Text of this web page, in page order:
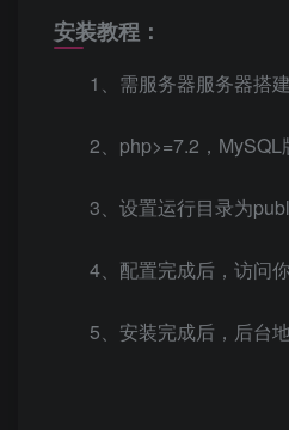
安装教程：
1、需服务器服务器搭
2、php>=7.2，
3、设置运行目录为
4、配置完成后，访问
5、安装完成后，后台